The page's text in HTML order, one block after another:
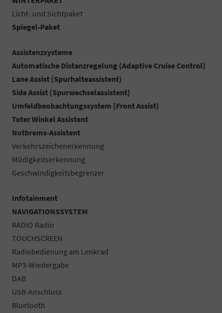
Licht- und Sichtpaket
Spiegel-Paket
Assistenzsysteme
Automatische Distanzregelung (Adaptive Cruise Control)
Lane Assist (Spurhalteassistent)
Side Assist (Spurwechselassistent)
Umfeldbeobachtungssystem (Front Assist)
Toter Winkel Assistent
Notbrems-Assistent
Verkehrszeichenerkennung
Müdigkeitserkennung
Geschwindigkeitsbegrenzer
Infotainment
NAVIGATIONSSYSTEM
RADIO Radio
TOUCHSCREEN
Radiobedienung am Lenkrad
MP3-Wiedergabe
DAB
USB-Anschluss
Bluetooth